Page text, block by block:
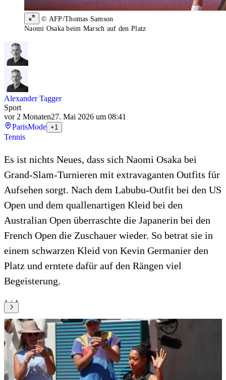
© AFP/Thomas Samson
Naomi Osaka beim Marsch auf den Platz
Alexander Tagger
Sport
vor 2 Monaten27. Mai 2026 um 08:41
ParisMode +1
Tennis
Es ist nichts Neues, dass sich Naomi Osaka bei
Grand-Slam-Turnieren mit extravaganten Outfits für
Aufsehen sorgt. Nach dem Labubu-Outfit bei den US
Open und dem quallenartigen Kleid bei den
Australian Open überraschte die Japanerin bei den
French Open die Zuschauer wieder. So betrat sie in
einem schwarzen Kleid von Kevin Germanier den
Platz und erntete dafür auf den Rängen viel
Begeisterung.
1 / 4